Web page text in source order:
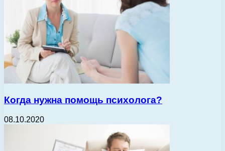
Когда нужна помощь психолога?
08.10.2020